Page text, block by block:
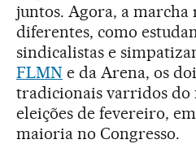
juntos. Agora, a marcha
diferentes, como
sindicalistas e
FLMNe da Arena, os
tradicionais varridos do
eleições de fevereiro,
maioria no Congresso.